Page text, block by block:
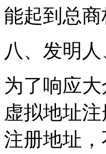
能起到总商
八、发明
为了响应
虚拟地址
注册地址